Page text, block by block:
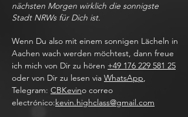
nächsten Morgen wirklich die sonnigste
Stadt NRWs für Dich ist.
Wenn Du also mit einem sonnigen Lächeln in
Aachen wach werden möchtest, dann freue
ich mich von Dir zu hören +49 176 229 581 25
oder von Dir zu lesen via WhatsApp,
Telegram: CBKevino correo
electrónico:kevin.highclass@gmail.com